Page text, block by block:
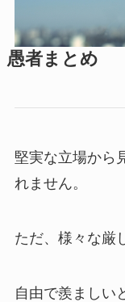
愚者まとめ
堅実な立場から
れません。
ただ、様々な厳
自由で羨ましい